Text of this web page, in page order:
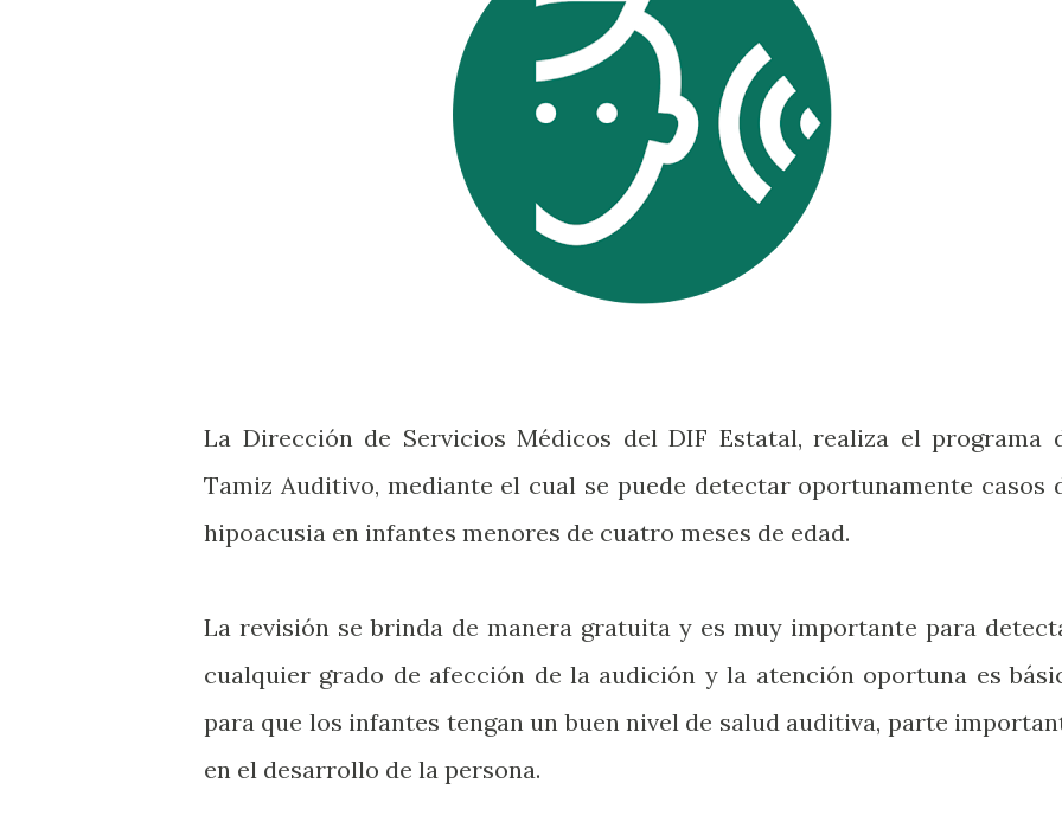
La Dirección de Servicios Médicos del DIF Estatal, realiza el programa
Tamiz Auditivo, mediante el cual se puede detectar oportunamente casos
hipoacusia en infantes menores de cuatro meses de edad.
La revisión se brinda de manera gratuita y es muy importante para
cualquier grado de afección de la audición y la atención oportuna es
para que los infantes tengan un buen nivel de salud auditiva, parte
en el desarrollo de la persona.